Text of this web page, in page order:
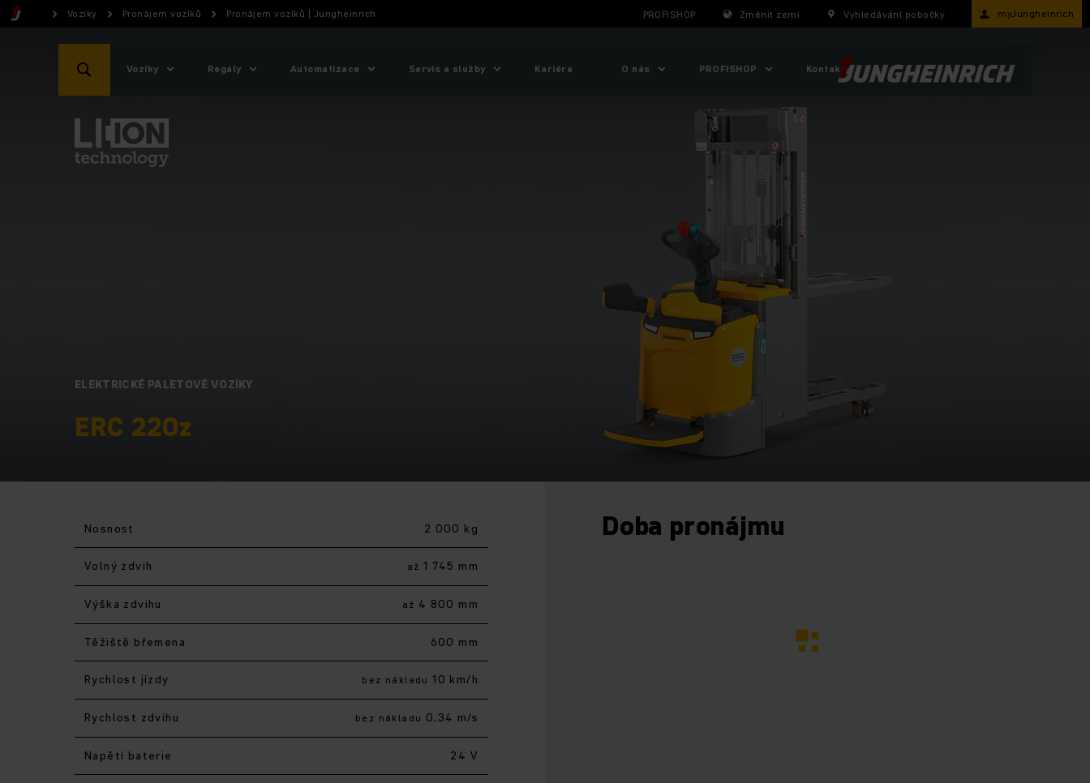
Vozíky Pronájem vozíků Pronájem vozíků | Jungheinrich PROFISHOP Změnit zemi Vyhledávání pobočky myJungheinrich
Vozíky Regály Automatizace Servis a služby Kariéra O nás PROFISHOP Kontakty
ELEKTRICKÉ PALETOVÉ VOZÍKY
ERC 220z
Nosnost 2 000 kg
Volný zdvih až 1 745 mm
Výška zdvihu až 4 800 mm
Těžiště břemena 600 mm
Rychlost jízdy bez nákladu 10 km/h
Rychlost zdvihu bez nákladu 0,34 m/s
Napětí baterie 24 V
Doba pronájmu